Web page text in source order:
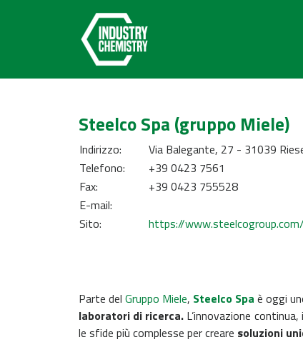
Steelco Spa (gruppo Miele)
Indirizzo:
Via Balegante, 27 - 31039
Telefono:
+39 0423 7561
Fax:
+39 0423 755528
E-mail:
Sito:
https://www.steelcogroup.com/
Parte del Gruppo Miele, Steelco Spa è oggi
laboratori di ricerca. L’innovazione
le sfide più complesse per creare soluzioni